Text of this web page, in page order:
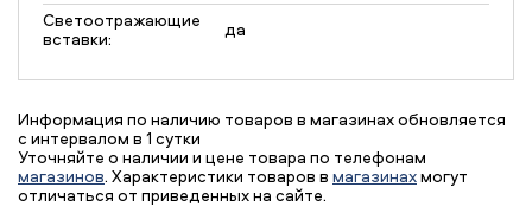
Светоотражающие
вставки:
да
Информация по наличию товаров в магазинах обновляется
с интервалом в 1 сутки
Уточняйте о наличии и цене товара по телефонам
магазинов. Характеристики товаров в магазинахмогут
отличаться от приведенных на сайте.